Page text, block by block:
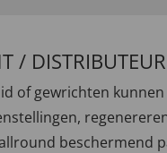
/ DISTRIBUTEUR
of gewrichten
beschermend